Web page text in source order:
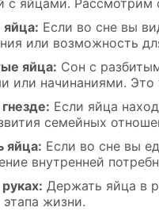
Если во сне вы
или возможность
яйца: Сон с
или начинаниями. Это
Если яйца
семейных
яйца: Если во сне вы
внутренней
Держать яйца в
этапа жизни.